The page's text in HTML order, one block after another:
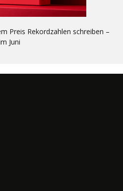
Preis Rekordzahlen schreiben –
Juni